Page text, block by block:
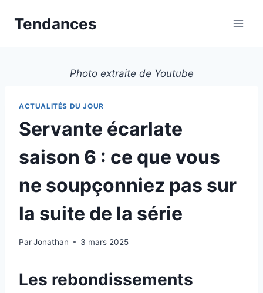
Tendances
Photo extraite de Youtube
ACTUALITÉS DU JOUR
Servante écarlate
saison 6 : ce que vous
ne soupçonniez pas sur
la suite de la série
ParJonathan 3 mars 2025
Les rebondissements